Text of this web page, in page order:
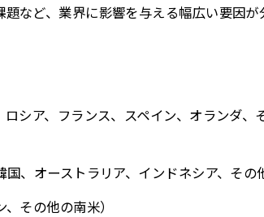
など、業界に影響を与える幅広い要因が
シア、フランス、スペイン、オランダ、
、オーストラリア、インドネシア、その
その他の南米）